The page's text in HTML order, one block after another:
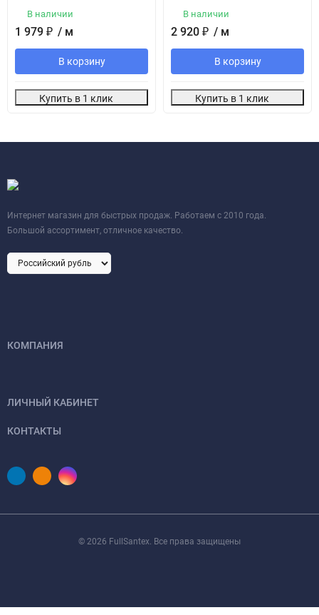
В наличии
1 979 ₽ / м
В корзину
Купить в 1 клик
В наличии
2 920 ₽ / м
В корзину
Купить в 1 клик
Интернет магазин для быстрых продаж. Работаем с 2010 года.
Большой ассортимент, отличное качество.
КОМПАНИЯ
ЛИЧНЫЙ КАБИНЕТ
КОНТАКТЫ
© 2026 FullSantex. Все права защищены